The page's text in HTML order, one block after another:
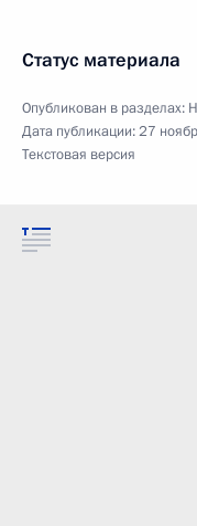
Статус материала
Опубликован в разделах:
Дата публикации:27
Текстовая версия